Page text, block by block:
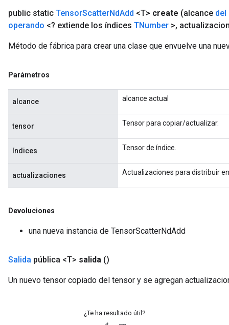
public static TensorScatterNdAdd <T> create (alcance del
operando <? extiende los índices TNumber >,
Método de fábrica para crear una clase que envuelve una
Parámetros
alcance alcance actual
tensor Tensor para copiar/actualizar.
índices Tensor de índice.
actualizaciones Actualizaciones para distribuir
Devoluciones
una nueva instancia de TensorScatterNdAdd
Salida pública <T> salida ()
Un nuevo tensor copiado del tensor y se agregan
¿Te ha resultado útil?